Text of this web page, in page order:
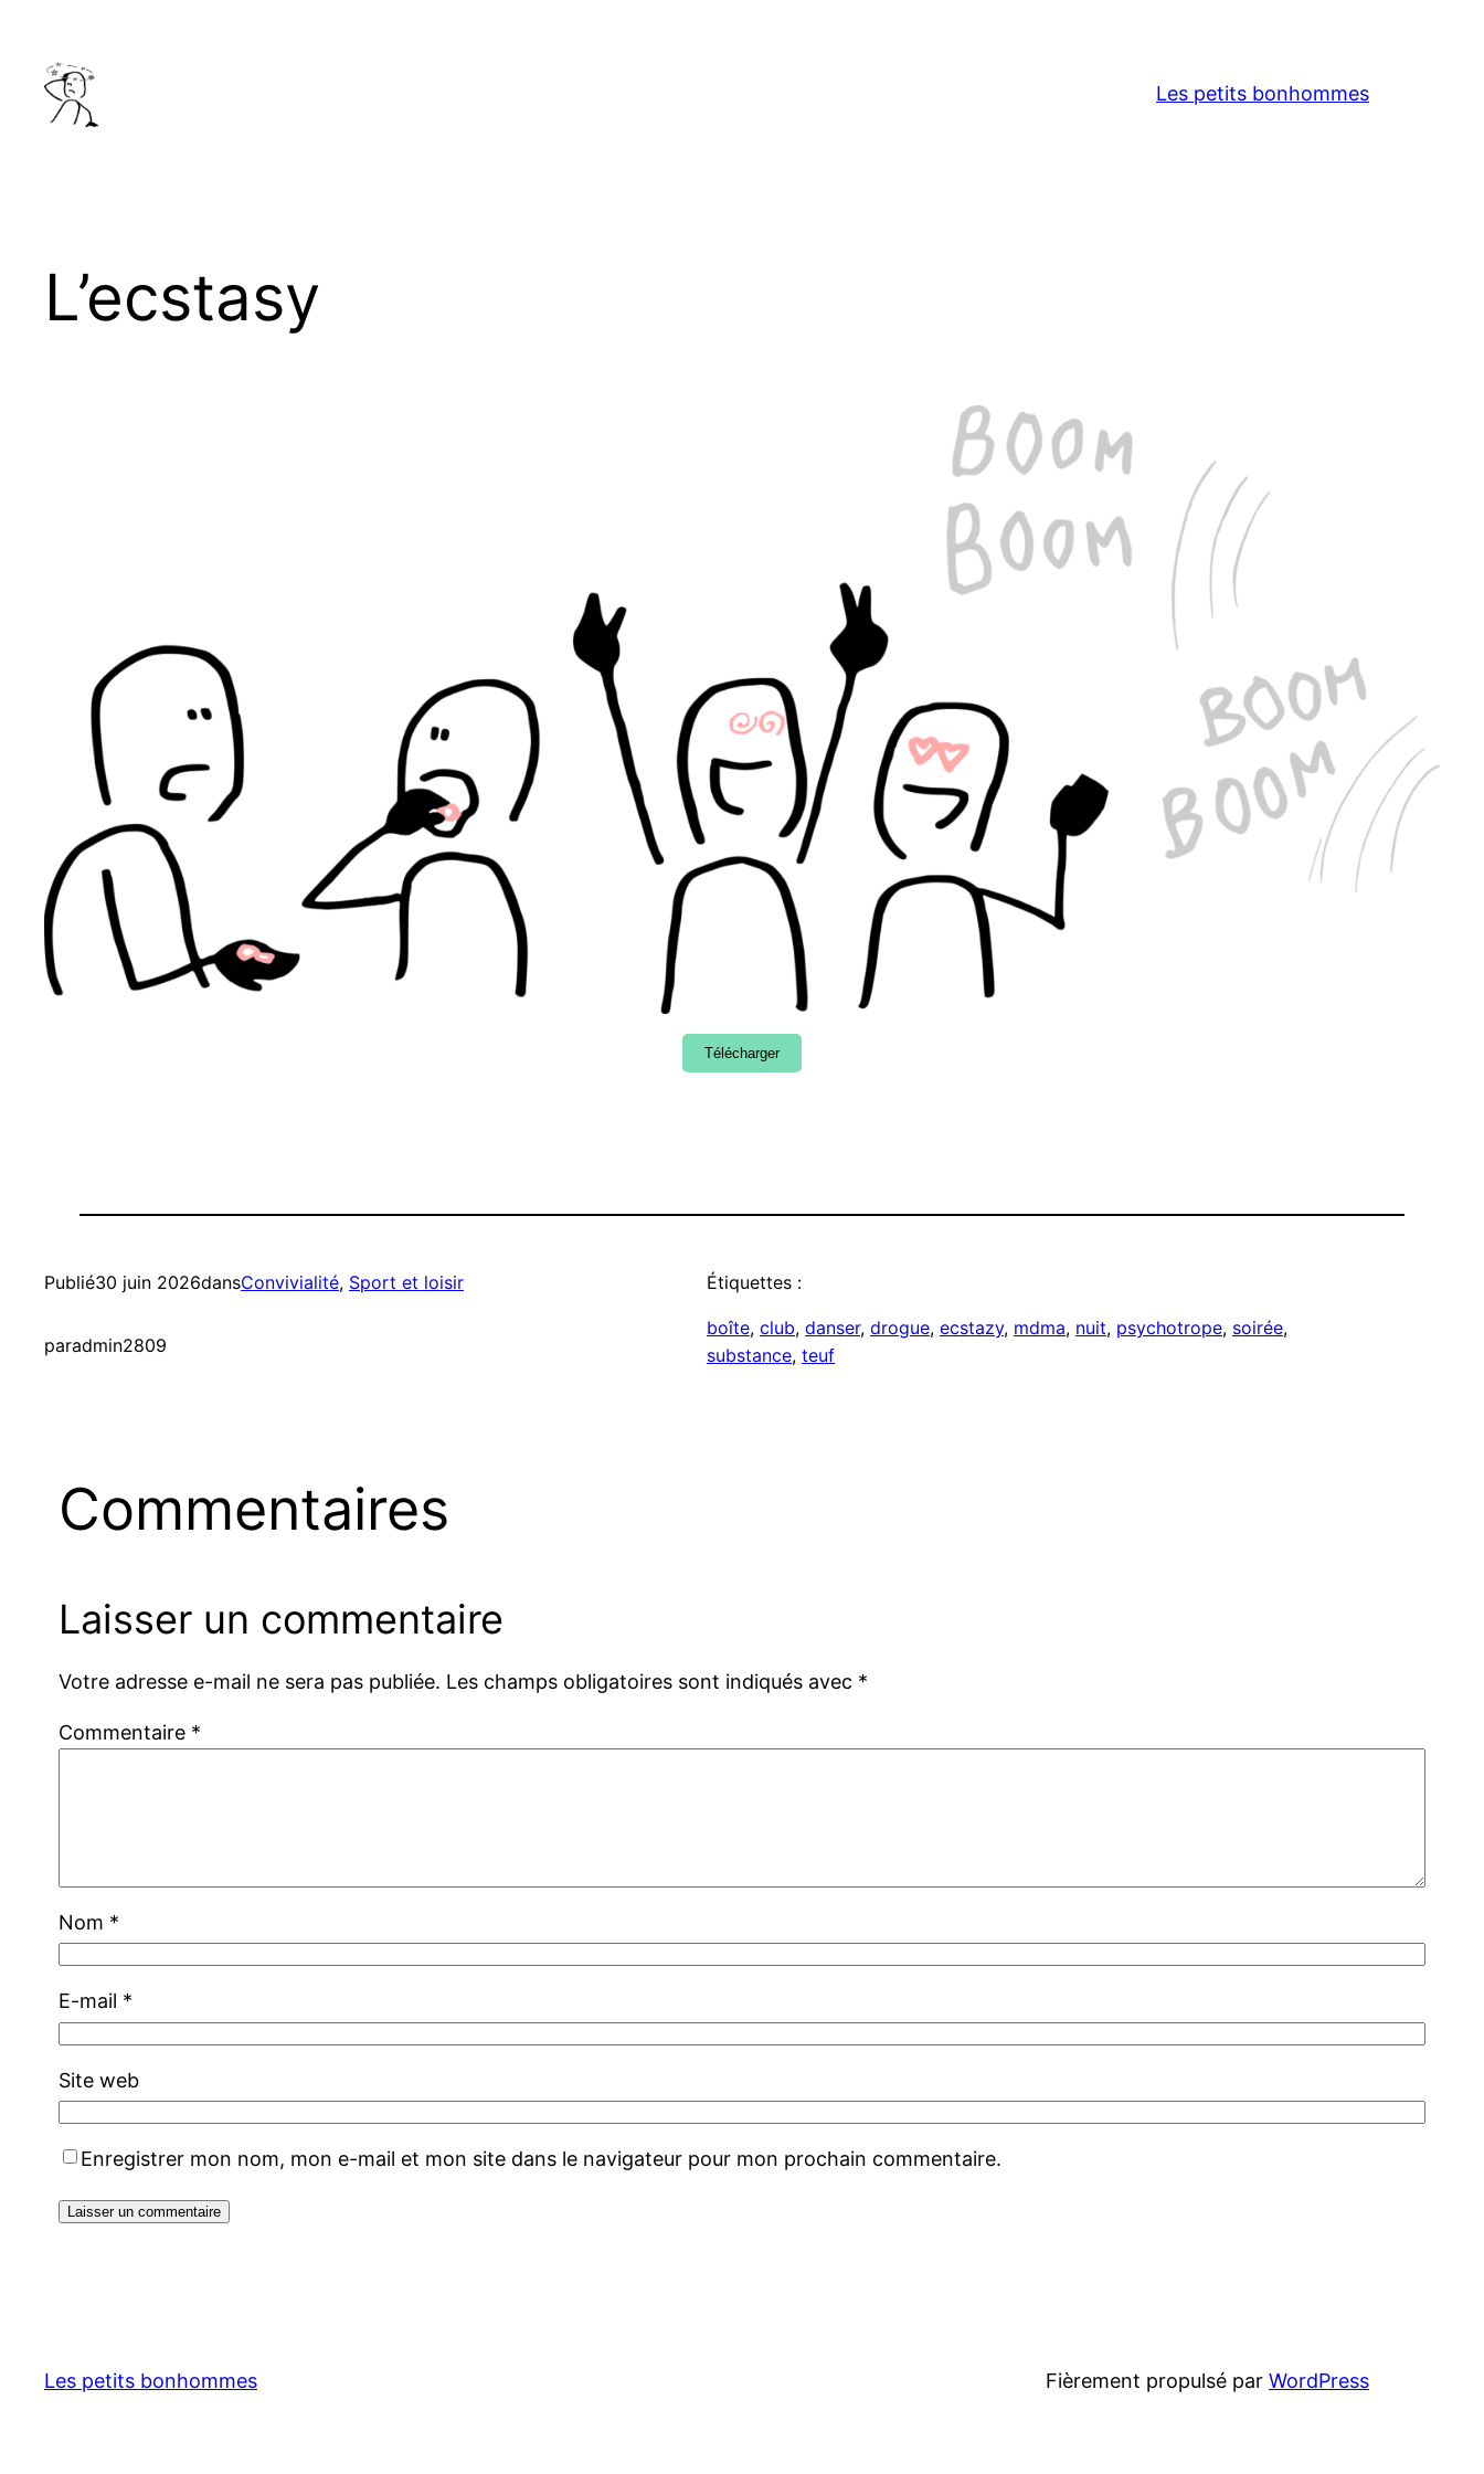
contenu
Les petits bonhommes
L’ecstasy
Télécharger
Publié30 juin 2026dansConvivialité, Sport et loisir
paradmin2809
Étiquettes :
boîte, club, danser, drogue, ecstazy, mdma, nuit, psychotrope, soirée
substance, teuf
Commentaires
Laisser un commentaire
Votre adresse e-mail ne sera pas publiée. Les champs obligatoires sont indiqués avec *
Commentaire *
Nom *
E-mail *
Site web
Enregistrer mon nom, mon e-mail et mon site dans le navigateur pour mon prochain commentaire.
Les petits bonhommes Fièrement propulsé par WordPress